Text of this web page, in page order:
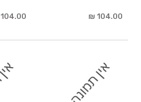
104.00 ₪
104.00 ₪